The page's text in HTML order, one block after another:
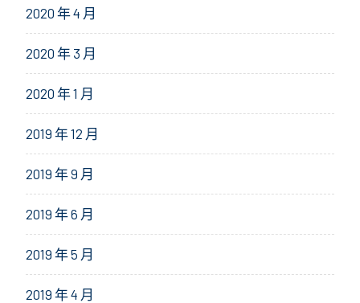
2020 年 4 月
2020 年 3 月
2020 年 1 月
2019 年 12 月
2019 年 9 月
2019 年 6 月
2019 年 5 月
2019 年 4 月